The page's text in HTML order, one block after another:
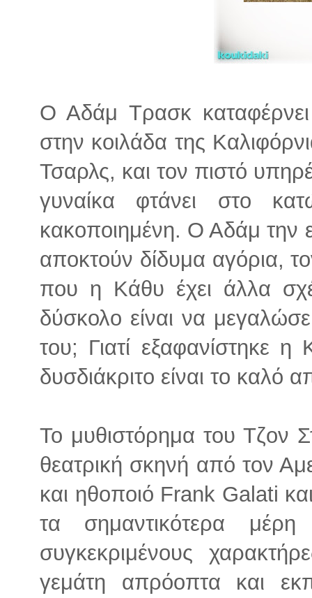
Ο Αδάμ Τρασκ
στην κοιλάδα της
Τσαρλς, και τον πιστό
γυναίκα φτάνει στο
κακοποιημένη. Ο Αδάμ την
αποκτούν δίδυμα αγόρια,
που η Κάθυ έχει άλλα
δύσκολο είναι να
του; Γιατί εξαφανίστηκε
δυσδιάκριτο είναι το καλό
Το μυθιστόρημα του Τζoν
θεατρική σκηνή από τον
και ηθοποιό Frank Galati
τα σημαντικότερα μέρη
συγκεκριμένους
γεμάτη απρόοπτα και